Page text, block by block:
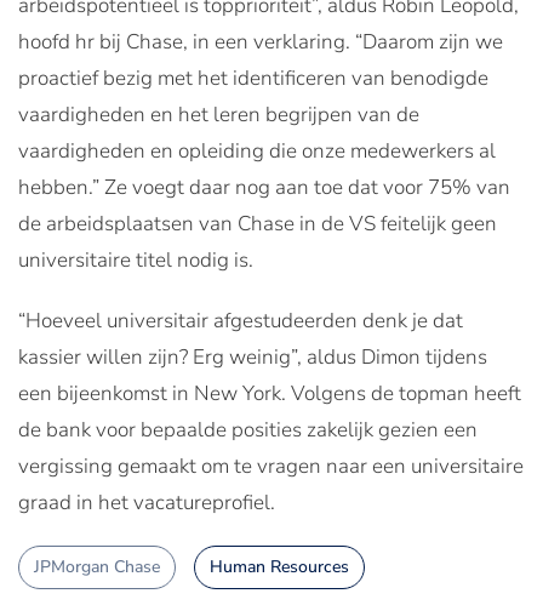
hoofd hr bij Chase, in een verklaring. “Daarom zijn we
proactief bezig met het identificeren van benodigde
vaardigheden en het leren begrijpen van de
vaardigheden en opleiding die onze medewerkers al
hebben.” Ze voegt daar nog aan toe dat voor 75% van
de arbeidsplaatsen van Chase in de VS feitelijk geen
universitaire titel nodig is.
“Hoeveel universitair afgestudeerden denk je dat
kassier willen zijn? Erg weinig”, aldus Dimon tijdens
een bijeenkomst in New York. Volgens de topman heeft
de bank voor bepaalde posities zakelijk gezien een
vergissing gemaakt om te vragen naar een universitaire
graad in het vacatureprofiel.
JPMorgan Chase Human Resources